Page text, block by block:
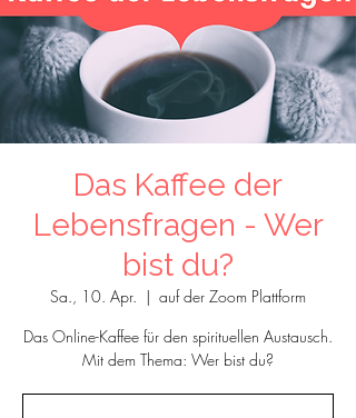
Das Kaffee der
Lebensfragen - Wer
bist du?
Sa., 10. Apr.
  |
auf der Zoom Plattform
Das Online-Kaffee für den spirituellen Austausch.
Mit dem Thema: Wer bist du?